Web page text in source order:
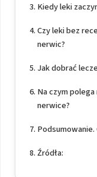
Kiedy leki
Czy leki bez
nerwic?
Jak dobrać
Na czym polega
nerwice?
Źródła: